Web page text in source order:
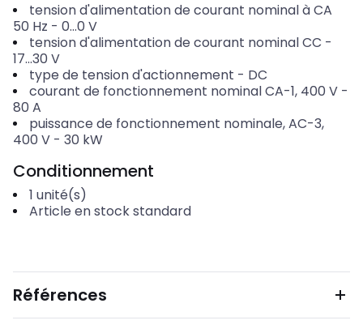
tension d'alimentation de courant nominal à CA
50 Hz - 0...0 V
tension d'alimentation de courant nominal CC -
17...30 V
type de tension d'actionnement - DC
courant de fonctionnement nominal CA-1, 400 V-
80 A
puissance de fonctionnement nominale, AC-3,
400 V - 30 kW
Conditionnement
1 unité(s)
Article en stock standard
Références